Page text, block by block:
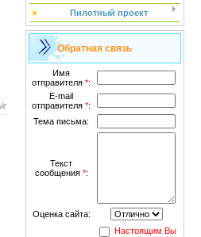
Пилотный проект
Обратная связь
Имя
отправителя *:
E-mail
отправителя *:
Тема письма:
Текст
сообщения *:
Оценка сайта:
Настоящим Вы